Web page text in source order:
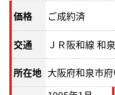
価格 ご成約済
交通
ＪＲ阪和線 和
所在地 大阪府和泉市